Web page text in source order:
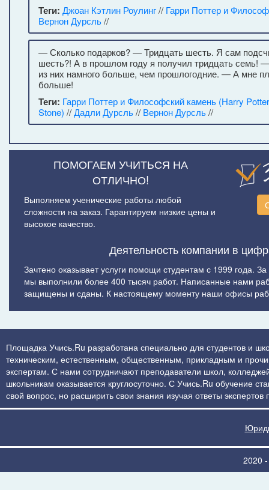
Теги: Джоан Кэтлин Роулинг// Гарри Поттер и
Вернон Дурсль//
— Сколько подарков? — Тридцать шесть. Я сам
шесть?! А в прошлом году я получил тридцать семь!
из них намного больше, чем прошлогодние. — А мне
больше!
Теги: Гарри Поттер и Философский камень (Harry
Stone) //Дадли Дурсль// Вернон Дурсль//
ПОМОГАЕМ УЧИТЬСЯ НА
ОТЛИЧНО!
Выполняем ученические работы любой
сложности на заказ. Гарантируем низкие цены и
высокое качество.
Деятельность компании в
Зачтено оказывает услуги помощи студентам с 1999 года.
мы выполнили более 400 тысяч работ. Написанные нами
защищены и сданы. К настоящему моменту наши офисы
Площадка Учись.Ru разработана специально для студентов и
техническим, естественным, общественным, прикладным и
экспертам. С нами сотрудничают преподаватели школ,
школьникам оказывается круглосуточно. С Учись.Ru обучение
свой вопрос, но расширить свои знания изучая ответы
2020